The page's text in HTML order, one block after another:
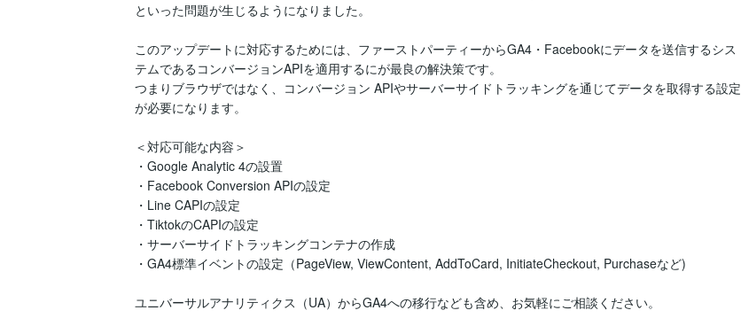
といった問題が生じるようになりました。
このアップデートに対応するためには、ファーストパーティーからGA4・Facebookにデータを送信するシス
テムであるコンバージョンAPIを適用するにが最良の解決策です。
つまりブラウザではなく、コンバージョン APIやサーバーサイドトラッキングを通じてデータを取得する設定
が必要になります。
＜対応可能な内容＞
・Google Analytic 4の設置
・Facebook Conversion APIの設定
・Line CAPIの設定
・TiktokのCAPIの設定
・サーバーサイドトラッキングコンテナの作成
・GA4標準イベントの設定（PageView, ViewContent, AddToCard, InitiateCheckout, Purchaseなど)
ユニバーサルアナリティクス（UA）からGA4への移行なども含め、お気軽にご相談ください。